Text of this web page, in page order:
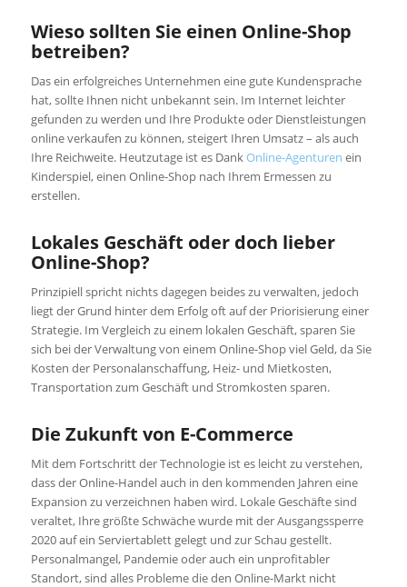
Wieso sollten Sie einen Online-Shop
betreiben?
Das ein erfolgreiches Unternehmen eine gute Kundensprache
hat, sollte Ihnen nicht unbekannt sein. Im Internet leichter
gefunden zu werden und Ihre Produkte oder Dienstleistungen
online verkaufen zu können, steigert Ihren Umsatz – als auch
Ihre Reichweite. Heutzutage ist es DankOnline-Agenturen ein
Kinderspiel, einen Online-Shop nach Ihrem Ermessen zu
erstellen.
Lokales Geschäft oder doch lieber
Online-Shop?
Prinzipiell spricht nichts dagegen beides zu verwalten, jedoch
liegt der Grund hinter dem Erfolg oft auf der Priorisierung einer
Strategie. Im Vergleich zu einem lokalen Geschäft, sparen Sie
sich bei der Verwaltung von einem Online-Shop viel Geld, da Sie
Kosten der Personalanschaffung, Heiz- und Mietkosten,
Transportation zum Geschäft und Stromkosten sparen.
Die Zukunft von E-Commerce
Mit dem Fortschritt der Technologie ist es leicht zu verstehen,
dass der Online-Handel auch in den kommenden Jahren eine
Expansion zu verzeichnen haben wird. Lokale Geschäfte sind
veraltet, Ihre größte Schwäche wurde mit der Ausgangssperre
2020 auf ein Serviertablett gelegt und zur Schau gestellt.
Personalmangel, Pandemie oder auch ein unprofitabler
Standort, sind alles Probleme die den Online-Markt nicht